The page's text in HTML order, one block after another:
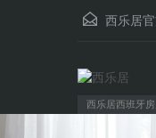
西乐居
西乐居西班牙